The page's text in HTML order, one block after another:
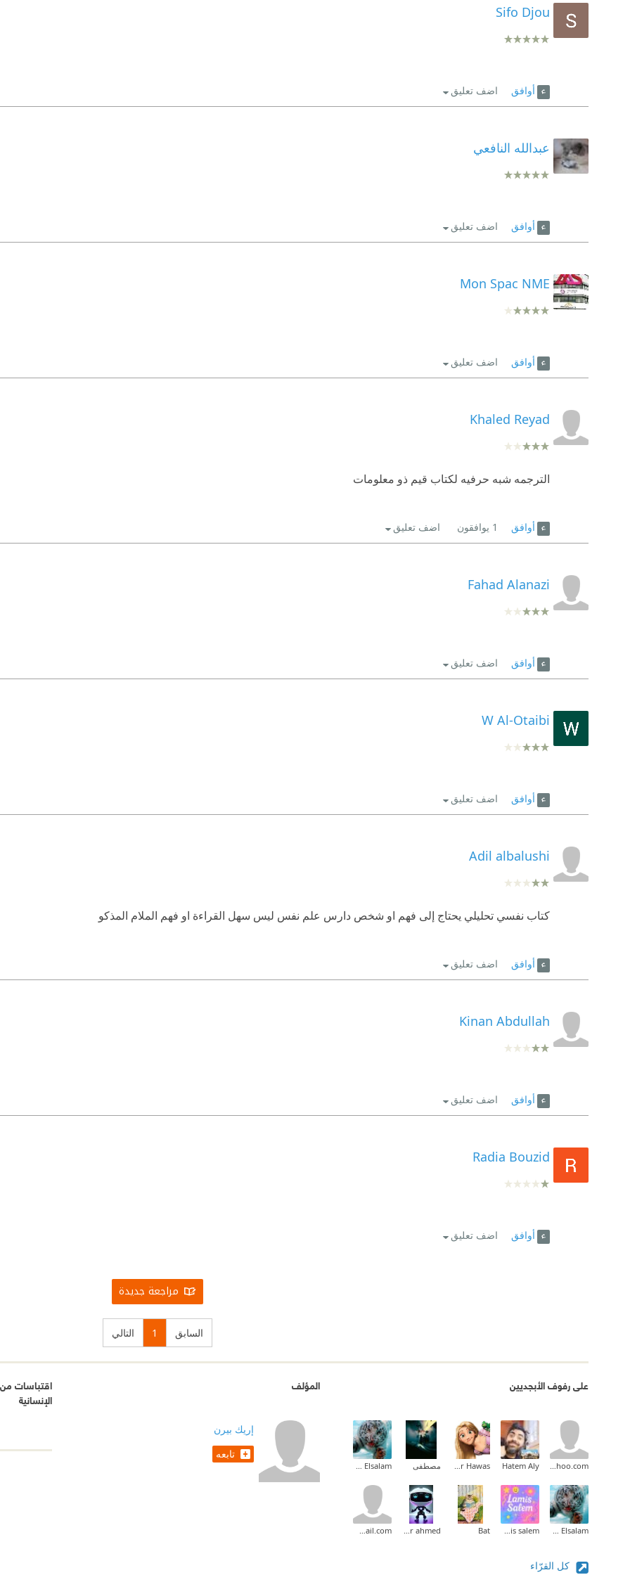
Sifo Djou
أوافق اضف تعليق
عبدالله النافعي
أوافق اضف تعليق
Mon Spac NME
أوافق اضف تعليق
Khaled Reyad
الترجمه شبه حرفيه لكتاب قيم ذو معلومات
أوافق 1 يوافقون اضف تعليق
Fahad Alanazi
أوافق اضف تعليق
W Al-Otaibi
أوافق اضف تعليق
Adil albalushi
كتاب نفسي تحليلي يحتاج إلى فهم او شخص دارس علم نفس ليس سهل القراءة او فهم الملام المذكو
أوافق اضف تعليق
Kinan Abdullah
أوافق اضف تعليق
Radia Bouzid
أوافق اضف تعليق
مراجعة جديدة
السابق 1 التالي
على رفوف الأبجديين
ghanem4@yahoo.com
Hatem Aly
Hadeer Hawas مصطفى Ehab Mohammed Abd Elsalam
Ehab Mohammed Abd Elsalam
lamis salem
Bat
hager ahmed
Suzan.shan84@gmail.com
كل القرّاء
المؤلف
إريك بيرن
تابعه
اقتباسات
الإنسانية